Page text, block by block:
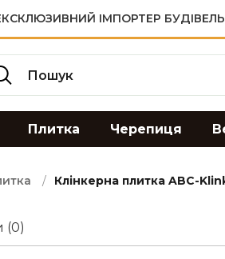
ІМПОРТЕР
Плитка Черепиця
Клінкерна плитка ABC-
(0)